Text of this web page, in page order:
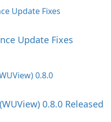
Update Fixes
0.8.0 Released